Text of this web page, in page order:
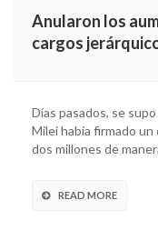
Anularon los
cargos
Días pasados, se
Milei había firmado
dos millones de
READ MORE